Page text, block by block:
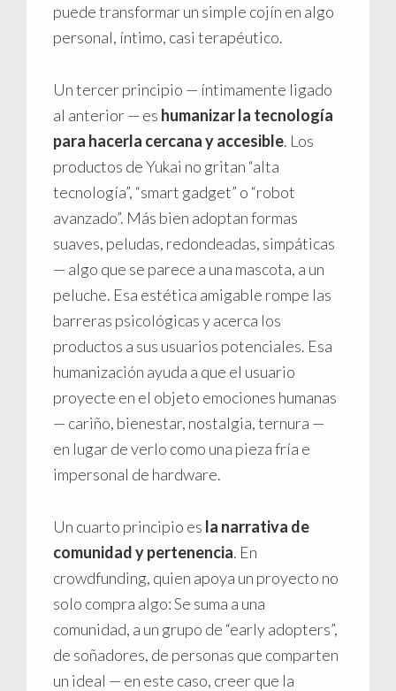
puede transformar un simple cojín en algo
personal, íntimo, casi terapéutico.
Un tercer principio — íntimamente ligado
al anterior — es humanizar la tecnología
para hacerla cercana y accesible. Los
productos de Yukai no gritan “alta
tecnología”, “smart gadget” o “robot
avanzado”. Más bien adoptan formas
suaves, peludas, redondeadas, simpáticas
— algo que se parece a una mascota, a un
peluche. Esa estética amigable rompe las
barreras psicológicas y acerca los
productos a sus usuarios potenciales. Esa
humanización ayuda a que el usuario
proyecte en el objeto emociones humanas
— cariño, bienestar, nostalgia, ternura —
en lugar de verlo como una pieza fría e
impersonal de hardware.
Un cuarto principio es la narrativa de
comunidad y pertenencia. En
crowdfunding, quien apoya un proyecto no
solo compra algo: Se suma a una
comunidad, a un grupo de “early adopters”,
de soñadores, de personas que comparten
un ideal — en este caso, creer que la